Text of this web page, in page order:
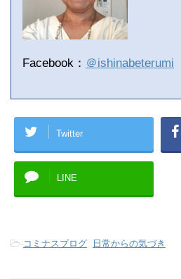
Facebook： ＠ishinabeterumi
Twitter
LINE
-コミナスブログ 日常からの気づき